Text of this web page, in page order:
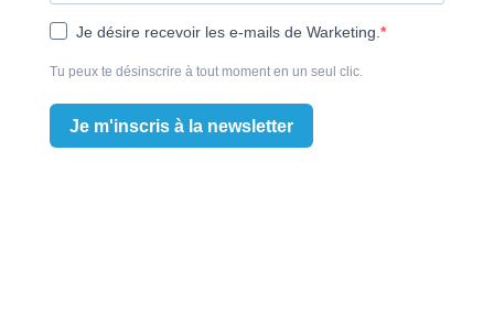
Je désire recevoir les e-mails de Warketing.
Tu peux te désinscrire à tout moment en un seul clic.
Je m'inscris à la newsletter